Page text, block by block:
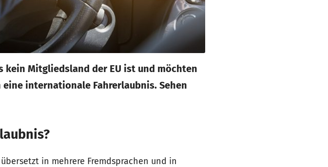
kein Mitgliedsland der EU ist und möchten
internationale Fahrerlaubnis. Sehen
in mehrere Fremdsprachen und in